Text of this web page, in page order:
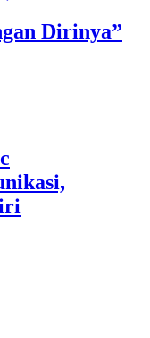
Dirinya”